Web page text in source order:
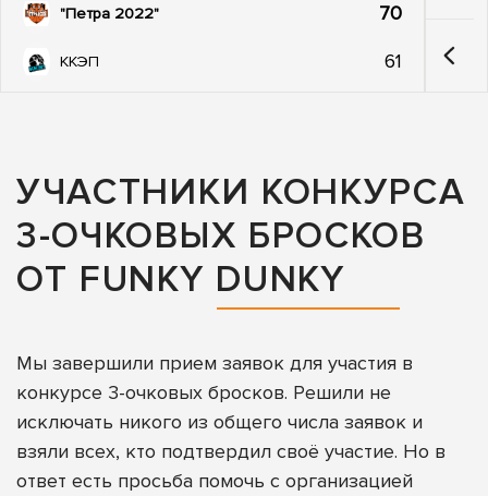
"Петра 2022" 70
ККЭП 61
УЧАСТНИКИ КОНКУРСА
3-ОЧКОВЫХ БРОСКОВ
ОТ FUNKY DUNKY
Мы завершили прием заявок для участия в
конкурсе 3-очковых бросков. Решили не
исключать никого из общего числа заявок и
взяли всех, кто подтвердил своё участие. Но в
ответ есть просьба помочь с организацией